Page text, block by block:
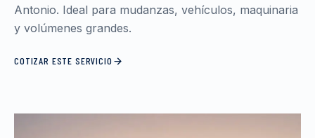
Antonio. Ideal para mudanzas, vehículos, maquinaria
y volúmenes grandes.
COTIZAR ESTE SERVICIO